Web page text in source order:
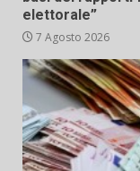
elettorale”
7 Agosto 2026